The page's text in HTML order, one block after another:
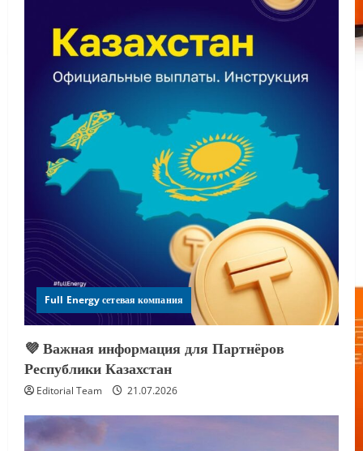
Full Energy сетевая компания
💜 Важная информация для Партнёров
Республики Казахстан
Editorial Team 21.07.2026